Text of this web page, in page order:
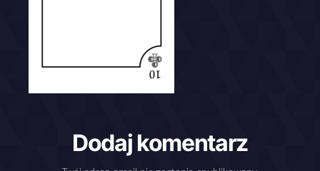
Dodaj komentarz